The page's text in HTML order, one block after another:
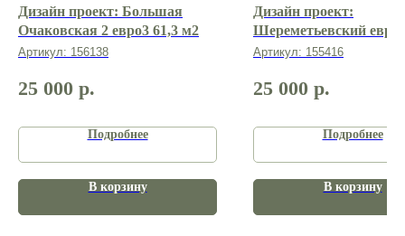
Дизайн проект: Большая
Очаковская 2 евро3 61,3 м2
Артикул: 156138
25 000 р.
Подробнее
В корзину
Дизайн проект:
Шереметьевский
м2
Артикул: 155416
25 000 р.
Подробнее
В корзину
Вопрос-ответ